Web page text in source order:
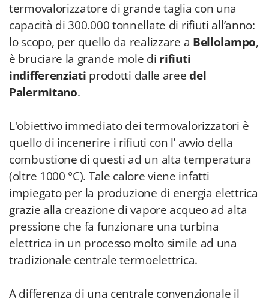
termovalorizzatore di grande taglia con una
capacità di 300.000 tonnellate di rifiuti all’anno:
lo scopo, per quello da realizzare a Bellolampo,
è bruciare la grande mole di rifiuti
indifferenziati prodotti dalle areedel
Palermitano.
L'obiettivo immediato dei termovalorizzatori è
quello di incenerire i rifiuti con l’ avvio della
combustione di questi ad un alta temperatura
(oltre 1000 °C). Tale calore viene infatti
impiegato per la produzione di energia elettrica
grazie alla creazione di vapore acqueo ad alta
pressione che fa funzionare una turbina
elettrica in un processo molto simile ad una
tradizionale centrale termoelettrica.
A differenza di una centrale convenzionale il